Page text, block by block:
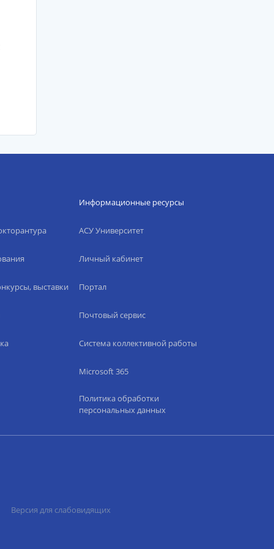
выставки
Информационные ресурсы
АСУ Университет
Личный кабинет
Портал
Почтовый сервис
Система коллективной работы
Microsoft 365
Политика обработки
персональных данных
Версия для слабовидящих